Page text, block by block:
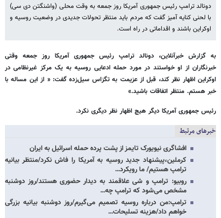
دونالد ترامپ رئیس جمهوری آمریکا روز جمعه به وقت محلی (واشنگتن دی سی)
با لحنی کنایه آمیز گفت که مردم باید منتظر تحولات جدیدی در وضعیت روسیه و
اوکراین باشند و اقداماتی در راه است.
به گزارش خبرآنلاین، دونالد ترامپ رئیس جمهوری آمریکا روز جمعه وقتی
خبرنگاران از او خواستند در مورد حمله ادعایی روسیه به یک مرکز غیرنظامی در
اوکراین اظهار نظر کند، قبل از عزیمت به تگزاس سیل‌زده گفت: « از این مساله با
خبر هستم. منتظر اتفاقات باشید.»
رئیس جمهوری آمریکا دیگر هیچ اظهار نظر دیگری نکرد.
خبرهای مرتبط
افشاگری نیویورک تایمز از پشت پرده حمله اسرائیل به ایران
کرملین،پیشنهاد جدید روسیه به آمریکا را فاش نکرد/منتظر بیانیه
ترامپ هستیم/ ما رویکرد…
روبیو: ترامپ و شی علاقمند به دیدار حضوری هستند/روز دوشنبه
مشخص می‌شود که ترامپ چه…
ترامپ:من درباره روسیه تصمیم می‌گیرم/روز دوشنبه بیانیه بزرگی
خواهم داد/هزینه تسلیحات…